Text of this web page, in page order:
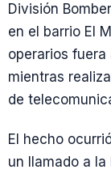
División
en el barrio El
operarios
mientras
de
El hecho
un llamado a